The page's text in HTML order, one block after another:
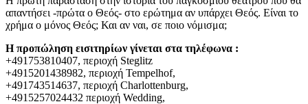
απαντήσει -πρώτα ο Θεός- στο ερώτημα αν υπάρχει Θεός. Είναι το
χρήμα ο μόνος Θεός; Και αν ναι, σε ποιο νόμισμα;
Η προπώληση εισιτηρίων γίνεται στα τηλέφωνα :
+491753810407, περιοχή Steglitz
+4915201438982, περιοχή Tempelhof,
+491743514637, περιοχή Charlottenburg,
+4915257024432 περιοχή Wedding,